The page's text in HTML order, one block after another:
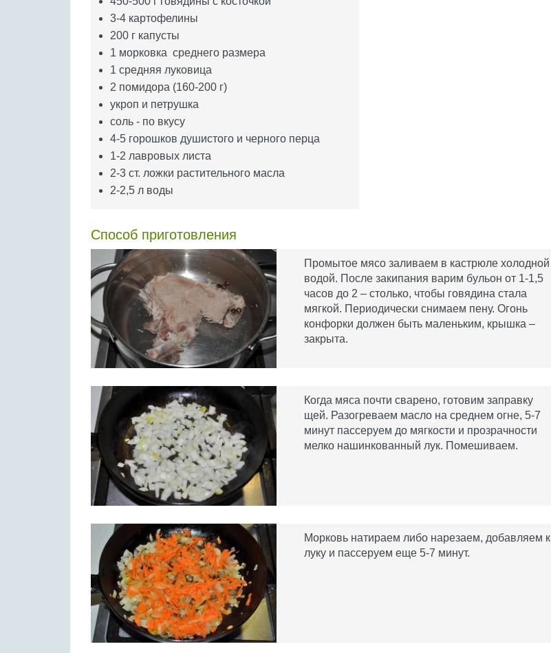
3-4 картофелины
200 г капусты
1 морковка среднего размера
1 средняя луковица
2 помидора (160-200 г)
укроп и петрушка
соль - по вкусу
4-5 горошков душистого и черного перца
1-2 лавровых листа
2-3 ст. ложки растительного масла
2-2,5 л воды
Способ приготовления
Промытое мясо заливаем в кастрюле холодной
водой. После закипания варим бульон от 1-1,5
часов до 2 – столько, чтобы говядина стала
мягкой. Периодически снимаем пену. Огонь
конфорки должен быть маленьким, крышка –
закрыта.
Когда мяса почти сварено, готовим заправку
щей. Разогреваем масло на среднем огне, 5-7
минут пассеруем до мягкости и прозрачности
мелко нашинкованный лук. Помешиваем.
Морковь натираем либо нарезаем, добавляем к
луку и пассеруем еще 5-7 минут.